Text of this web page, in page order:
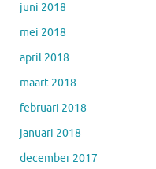
juni 2018
mei 2018
april 2018
maart 2018
februari 2018
januari 2018
december 2017